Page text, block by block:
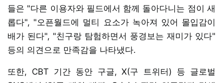
들은 "다른 이용자와 필드에서 함께 돌아다니는 점이 새
롭다", "오픈월드에 멀티 요소가 녹아져 있어 몰입감이
배가 된다", "친구랑 탐험하면서 풍경보는 재미가 있다"
등의 의견으로 만족감을 나타냈다.
또한, CBT 기간 동안 구글, X(구 트위터) 등 글로벌